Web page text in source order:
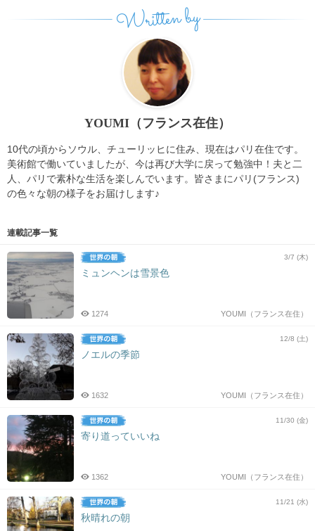
Written by
YOUMI（フランス在住）
10代の頃からソウル、チューリッヒに住み、現在はパリ在住です。
美術館で働いていましたが、今は再び大学に戻って勉強中！夫と二
人、パリで素朴な生活を楽しんでいます。皆さまにパリ(フランス)
の色々な朝の様子をお届けします♪
連載記事一覧
3/7 (木)
ミュンヘンは雪景色
YOUMI（フランス在住）
1274
12/8 (土)
ノエルの季節
YOUMI（フランス在住）
1632
11/30 (金)
寄り道っていいね
YOUMI（フランス在住）
1362
11/21 (水)
秋晴れの朝